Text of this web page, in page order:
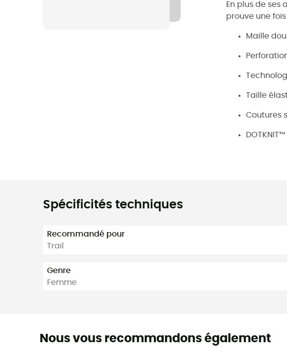
En plus de
prouve une
Maille
Taille
Coutures
DOTKNIT™
Spécificités techniques
Recommandé pour
Trail
Genre
Femme
Nous vous recommandons également